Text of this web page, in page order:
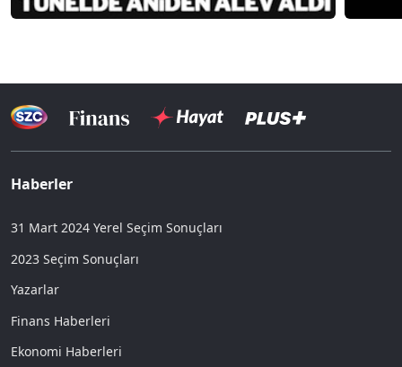
Haberler
31 Mart 2024 Yerel Seçim Sonuçları
2023 Seçim Sonuçları
Yazarlar
Finans Haberleri
Ekonomi Haberleri